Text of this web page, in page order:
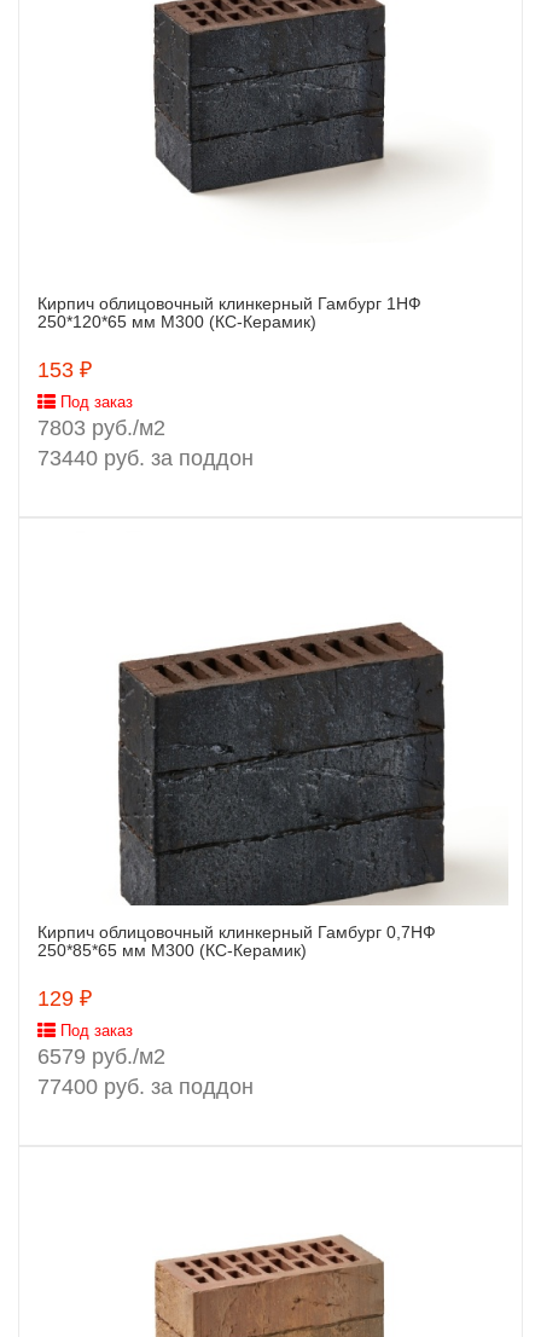
Заказать
Кирпич облицовочный клинкерный Гамбург 1НФ
250*120*65 мм М300 (КС-Керамик)
153 ₽
Под заказ
7803 руб./м2
73440 руб. за поддон
Заказать
Кирпич облицовочный клинкерный Гамбург 0,7НФ
250*85*65 мм М300 (КС-Керамик)
129 ₽
Под заказ
6579 руб./м2
77400 руб. за поддон